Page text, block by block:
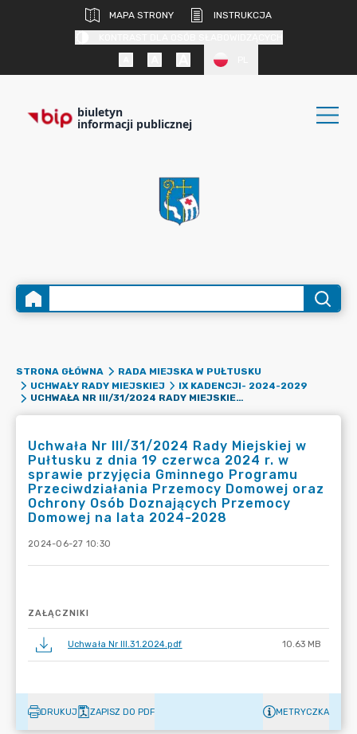
MAPA STRONY
INSTRUKCJA
biuletyn
informacji publicznej
STRONA GŁÓWNA
RADA MIEJSKA W PUŁTUSKU
UCHWAŁY RADY MIEJSKIEJ
IX KADENCJI- 2024-2029
UCHWAŁA NR III/31/2024 RADY MIEJSKIEJ W PUŁTUSKU Z DNIA 19 CZERWCA 2024 R. W SPRAWIE PRZYJĘCIA GMINNEGO PROGRAMU PRZECIWDZIAŁANIA PRZEMOCY DOMOWEJ ORAZ OCHRONY OSÓB DOZNAJĄCYCH PRZEMOCY DOMOWEJ NA LATA 2024-2028
Uchwała Nr III/31/2024 Rady Miejskiej w
Pułtusku z dnia 19 czerwca 2024 r. w
sprawie przyjęcia Gminnego Programu
Przeciwdziałania Przemocy Domowej oraz
Ochrony Osób Doznających Przemocy
Domowej na lata 2024-2028
2024-06-27 10:30
ZAŁĄCZNIKI
Uchwała Nr III.31.2024.pdf 10.63 MB
DRUKUJ ZAPISZ DO PDF METRYCZKA